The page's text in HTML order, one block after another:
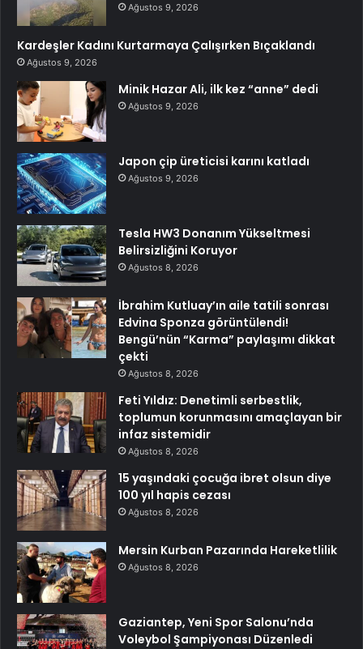
Ağustos 9, 2026
Kardeşler Kadını Kurtarmaya Çalışırken Bıçaklandı
Ağustos 9, 2026
Minik Hazar Ali, ilk kez “anne” dedi
Ağustos 9, 2026
Japon çip üreticisi karını katladı
Ağustos 9, 2026
Tesla HW3 Donanım Yükseltmesi
Belirsizliğini Koruyor
Ağustos 8, 2026
İbrahim Kutluay’ın aile tatili sonrası
Edvina Sponza görüntülendi!
Bengü’nün “Karma” paylaşımı dikkat
çekti
Ağustos 8, 2026
Feti Yıldız: Denetimli serbestlik,
toplumun korunmasını amaçlayan bir
infaz sistemidir
Ağustos 8, 2026
15 yaşındaki çocuğa ibret olsun diye
100 yıl hapis cezası
Ağustos 8, 2026
Mersin Kurban Pazarında Hareketlilik
Ağustos 8, 2026
Gaziantep, Yeni Spor Salonu’nda
Voleybol Şampiyonası Düzenledi